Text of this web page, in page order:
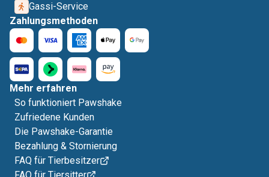
Gassi-Service
Zahlungsmethoden
Mehr erfahren
So funktioniert Pawshake
Zufriedene Kunden
Die Pawshake-Garantie
Bezahlung & Stornierung
FAQ für Tierbesitzer